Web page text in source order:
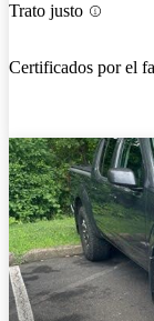
Trato justo
Certificados por el